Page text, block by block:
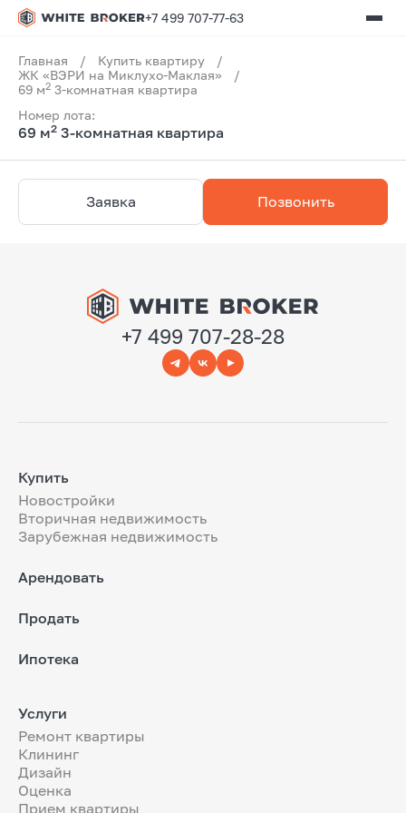
+7 499 707-77-63
Главная / Купить квартиру
/
ЖК «ВЭРИ на Миклухо-Маклая»
/
69 м2 3-комнатная квартира
Номер лота:
69 м2 3-комнатная квартира
Заявка Позвонить
+7 499 707-28-28
Купить
Новостройки
Вторичная недвижимость
Зарубежная недвижимость
Арендовать
Продать
Ипотека
Услуги
Ремонт квартиры
Клининг
Дизайн
Оценка
Прием квартиры